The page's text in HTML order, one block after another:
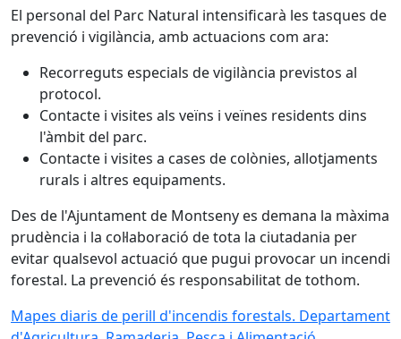
El personal del Parc Natural intensificarà les tasques de
prevenció i vigilància, amb actuacions com ara:
Recorreguts especials de vigilància previstos al
protocol.
Contacte i visites als veïns i veïnes residents dins
l'àmbit del parc.
Contacte i visites a cases de colònies, allotjaments
rurals i altres equipaments.
Des de l'Ajuntament de Montseny es demana la màxima
prudència i la col·laboració de tota la ciutadania per
evitar qualsevol actuació que pugui provocar un incendi
forestal. La prevenció és responsabilitat de tothom.
Mapes diaris de perill d'incendis forestals. Departament